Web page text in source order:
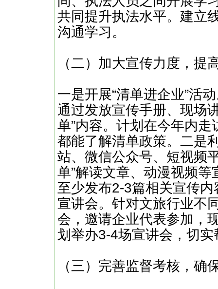
共同提升执法水平。建立
沟通学习。
（二）加大宣传力度，提
一是开展“清单进企业”活
通过发放宣传手册、现场
单”内容。计划在今年内
都能了解清单政策。二是
站、微信公众号、短视频
单”解读文章、动漫视频
至少发布2-3篇相关宣传
宣讲会。针对文旅行业不
会，邀请企业代表参加，
划举办3-4场宣讲会，切
（三）完善监督考核，确